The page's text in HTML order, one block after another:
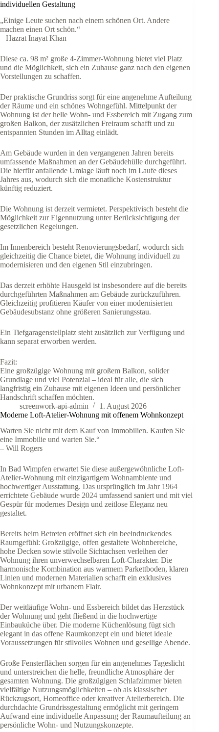
individuellen Gestaltung
„Einige Leute suchen nach einem schönen Ort. Andere
machen einen Ort schön.“
– Hazrat Inayat Khan
Diese ca. 98 m² große 4-Zimmer-Wohnung bietet viel Platz
und die Möglichkeit, sich ein Zuhause ganz nach den eigenen
Vorstellungen zu schaffen.
Der praktische Grundriss sorgt für eine angenehme Aufteilung
der Räume und ein schönes Wohngefühl. Mittelpunkt der
Wohnung ist der helle Wohn- und Essbereich mit Zugang zum
großen Balkon, der zusätzlichen Freiraum schafft und zu
entspannten Stunden im Alltag einlädt.
Am Gebäude wurden in den vergangenen Jahren bereits
umfassende Maßnahmen an der Gebäudehülle durchgeführt.
Die hierfür anfallende Umlage läuft noch im Laufe dieses
Jahres aus, wodurch sich die monatliche Kostenstruktur
künftig reduziert.
Die Wohnung ist derzeit vermietet. Perspektivisch besteht die
Möglichkeit zur Eigennutzung unter Berücksichtigung der
gesetzlichen Regelungen.
Im Innenbereich besteht Renovierungsbedarf, wodurch sich
gleichzeitig die Chance bietet, die Wohnung individuell zu
modernisieren und den eigenen Stil einzubringen.
Das derzeit erhöhte Hausgeld ist insbesondere auf die bereits
durchgeführten Maßnahmen am Gebäude zurückzuführen.
Gleichzeitig profitieren Käufer von einer modernisierten
Gebäudesubstanz ohne größeren Sanierungsstau.
Ein Tiefgaragenstellplatz steht zusätzlich zur Verfügung und
kann separat erworben werden.
Fazit:
Eine großzügige Wohnung mit großem Balkon, solider
Grundlage und viel Potenzial – ideal für alle, die sich
langfristig ein Zuhause mit eigenen Ideen und persönlicher
Handschrift schaffen möchten.
screenwork-api-admin
1. August 2026
Moderne Loft-Atelier-Wohnung mit offenem Wohnkonzept
Warten Sie nicht mit dem Kauf von Immobilien. Kaufen Sie
eine Immobilie und warten Sie.“
– Will Rogers
In Bad Wimpfen erwartet Sie diese außergewöhnliche Loft-
Atelier-Wohnung mit einzigartigem Wohnambiente und
hochwertiger Ausstattung. Das ursprünglich im Jahr 1964
errichtete Gebäude wurde 2024 umfassend saniert und mit viel
Gespür für modernes Design und zeitlose Eleganz neu
gestaltet.
Bereits beim Betreten eröffnet sich ein beeindruckendes
Raumgefühl: Großzügige, offen gestaltete Wohnbereiche,
hohe Decken sowie stilvolle Sichtachsen verleihen der
Wohnung ihren unverwechselbaren Loft-Charakter. Die
harmonische Kombination aus warmem Parkettboden, klaren
Linien und modernen Materialien schafft ein exklusives
Wohnkonzept mit urbanem Flair.
Der weitläufige Wohn- und Essbereich bildet das Herzstück
der Wohnung und geht fließend in die hochwertige
Einbauküche über. Die moderne Küchenlösung fügt sich
elegant in das offene Raumkonzept ein und bietet ideale
Voraussetzungen für stilvolles Wohnen und gesellige Abende.
Große Fensterflächen sorgen für ein angenehmes Tageslicht
und unterstreichen die helle, freundliche Atmosphäre der
gesamten Wohnung. Die großzügigen Schlafzimmer bieten
vielfältige Nutzungsmöglichkeiten – ob als klassischer
Rückzugsort, Homeoffice oder kreativer Atelierbereich. Die
durchdachte Grundrissgestaltung ermöglicht mit geringem
Aufwand eine individuelle Anpassung der Raumaufteilung an
persönliche Wohn- und Nutzungskonzepte.